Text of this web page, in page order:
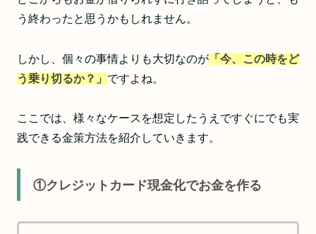
う終わったと思うかもしれません。
しかし、個々の事情よりも大切なのが 「今、この時をど
う乗り切るか？」 ですよね。
ここでは、様々なケースを想定したうえですぐにでも実
践できる金策方法を紹介していきます。
①クレジットカード現金化でお金を作る